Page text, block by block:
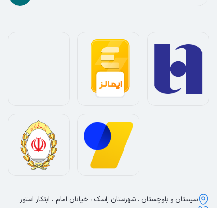
سیستان و بلوچستان ، شهرستان راسک ، خیابان امام ، ابتکار استور